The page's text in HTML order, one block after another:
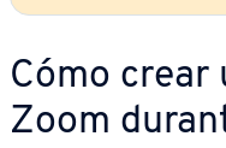
Cómo crear
Zoom